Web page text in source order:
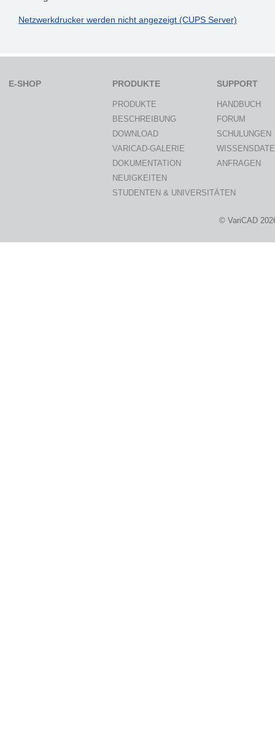
Netzwerkdrucker werden nicht angezeigt (CUPS Server)
E-SHOP PRODUKTE
PRODUKTE
BESCHREIBUNG
DOWNLOAD
VARICAD-GALERIE
DOKUMENTATION
NEUIGKEITEN
STUDENTEN & UNIVERSITÄTEN
SUPPORT
HANDBUCH
FORUM
SCHULUNGEN
ANFRAGEN
© VariCAD